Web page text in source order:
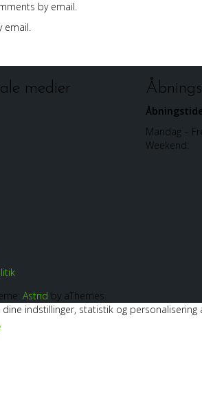
by email.
email.
medier
Mandag –
Astrid by aThemes.
indstillinger, statistik og